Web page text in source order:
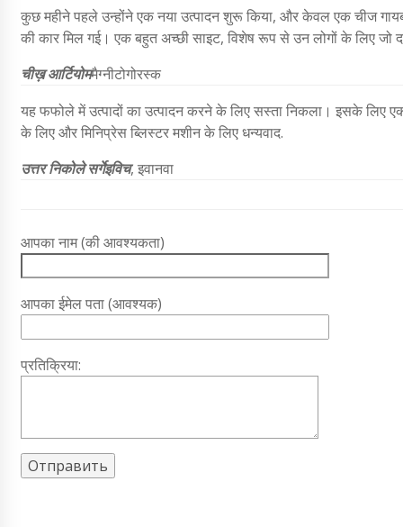
कुछ महीने पहले उन्होंने एक नया उत्पादन शुरू किया, और केवल एक चीज
की कार मिल गई। एक बहुत अच्छी साइट, विशेष रूप से उन लोगों के लिए जो
चीख़आर्टियोममैग्नीटोगोरस्क
यह फफोले में उत्पादों का उत्पादन करने के लिए सस्ता निकला। इसके लिए
के लिए और मिनिप्रेस ब्लिस्टर मशीन के लिए धन्यवाद.
उत्तर निकोले सर्गेइविच, इवानवा
आपका नाम (की आवश्यकता)
आपका ईमेल पता (आवश्यक)
प्रतिक्रिया: